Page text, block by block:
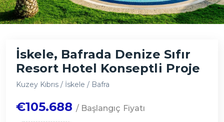
İskele, Bafrada Denize Sıfır
Resort Hotel Konseptli Proje
Kuzey Kıbrıs / İskele / Bafra
€105.688/ Başlangıç Fiyatı